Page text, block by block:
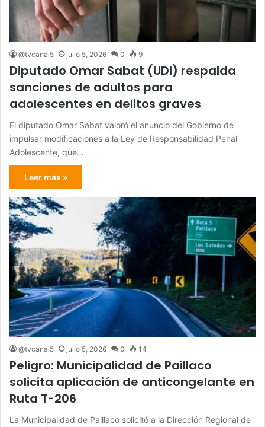
@tvcanal5 julio 5, 2026 0 9
Diputado Omar Sabat (UDI) respalda
sanciones de adultos para
adolescentes en delitos graves
El diputado Omar Sabat valoró el anuncio del Gobierno de
impulsar modificaciones a la Ley de Responsabilidad Penal
Adolescente, que…
Leer más »
@tvcanal5 julio 5, 2026 0 14
Peligro: Municipalidad de Paillaco
solicita aplicación de anticongelante en
Ruta T-206
La Municipalidad de Paillaco solicitó a la Dirección Regional de